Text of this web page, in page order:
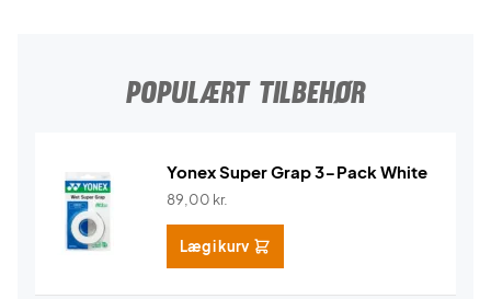
POPULÆRT TILBEHØR
Yonex Super Grap 3-Pack White
89,00 kr.
Læg i kurv